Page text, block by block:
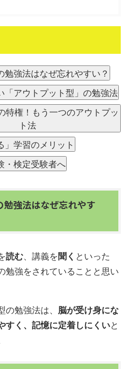
勉強法はなぜ忘れやすい？
「アウトプット型」の勉強法
特権！もう一つのアウトプッ
ト法
」学習のメリット
・検定受験者へ
勉強法はなぜ忘れやす
読む、講義を聞く といった
勉強をされていることと思い
勉強法は、 脳が受け身にな
すく、記憶に定着しにくいと